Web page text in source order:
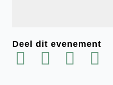
Deel dit evenement